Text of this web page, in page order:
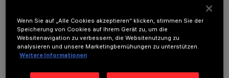
FARBE
Wenn Sie auf „Alle Cookies akzeptieren“ klicken, stimmen Sie der
Speicherung von Cookies auf Ihrem Gerät zu, um die
Websitenavigation zu verbessern, die Websitenutzung zu
analysieren und unsere Marketingbemühungen zu unterstützen.
Weitere Informationen